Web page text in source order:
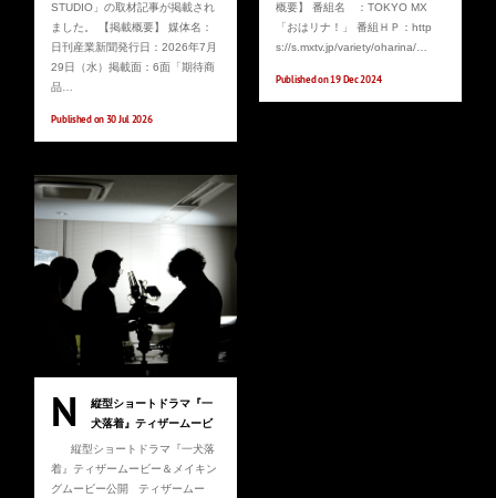
STUDIO」の取材記事が掲載され
ました。 【掲載概要】 媒体名：
日刊産業新聞発行日：2026年7月
29日（水）掲載面：6面「期待商
品…
Published on 30 Jul 2026
概要】 番組名 ：TOKYO MX
「おはリナ！」 番組ＨＰ：http
s://s.mxtv.jp/variety/oharina/…
Published on 19 Dec 2024
N
縦型ショートドラマ『一
犬落着』ティザームービ
ー＆メイキングムービー
公開
縦型ショートドラマ『一犬落
着』ティザームービー＆メイキン
グムービー公開 ティザームー